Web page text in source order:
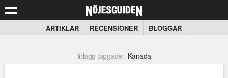
ARTIKLAR RECENSIONER BLOGGAR
Inlägg taggade: Kanada